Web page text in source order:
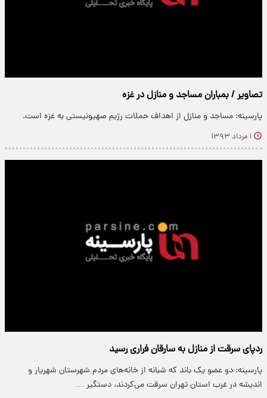
تصاویر / بمباران مساجد و منازل در غزه‎
پارسینه: مساجد و منازل از اهداف حملات رژیم صهیونیستی به غزه است.
۱ مرداد ۱۳۹۳
ردپای سرقت از منازل به سارقان فراری رسید
پارسینه: دو عضو یک باند که شبانه از خانه‌های مردم شهرستان شهریار و
اندیشه در غرب استان تهران سرقت می‌کردند، دستگیر …